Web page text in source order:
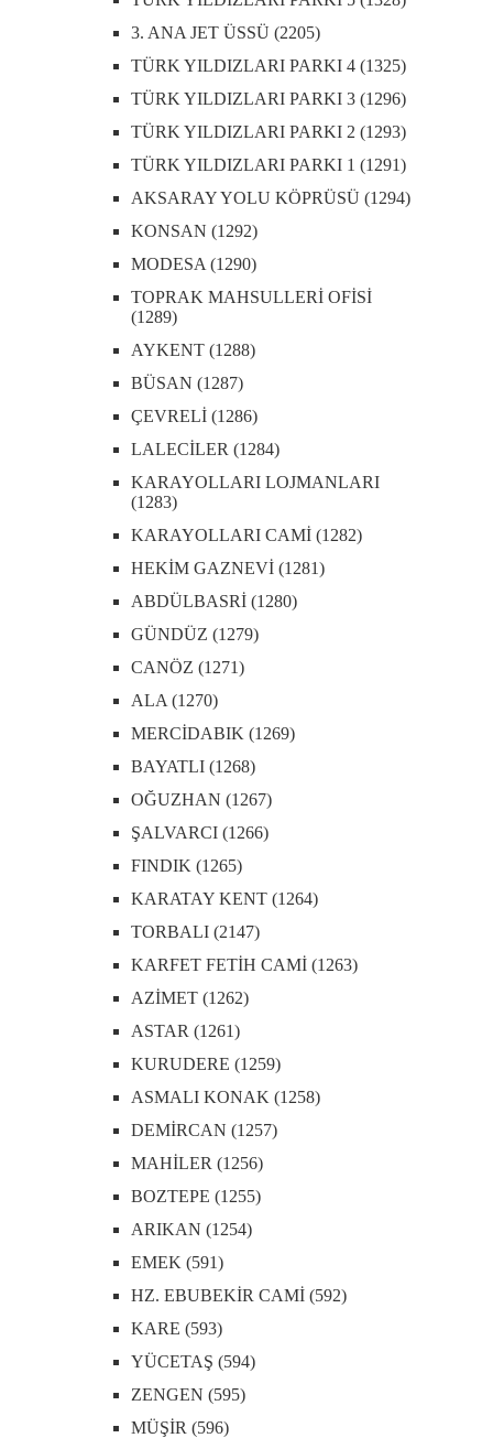
3. ANA JET ÜSSÜ (2205)
TÜRK YILDIZLARI PARKI 4 (1325)
TÜRK YILDIZLARI PARKI 3 (1296)
TÜRK YILDIZLARI PARKI 2 (1293)
TÜRK YILDIZLARI PARKI 1 (1291)
AKSARAY YOLU KÖPRÜSÜ (1294)
KONSAN (1292)
MODESA (1290)
TOPRAK MAHSULLERİ OFİSİ
(1289)
AYKENT (1288)
BÜSAN (1287)
ÇEVRELİ (1286)
LALECİLER (1284)
KARAYOLLARI LOJMANLARI
(1283)
KARAYOLLARI CAMİ (1282)
HEKİM GAZNEVİ (1281)
ABDÜLBASRİ (1280)
GÜNDÜZ (1279)
CANÖZ (1271)
ALA (1270)
MERCİDABIK (1269)
BAYATLI (1268)
OĞUZHAN (1267)
ŞALVARCI (1266)
FINDIK (1265)
KARATAY KENT (1264)
TORBALI (2147)
KARFET FETİH CAMİ (1263)
AZİMET (1262)
ASTAR (1261)
KURUDERE (1259)
ASMALI KONAK (1258)
DEMİRCAN (1257)
MAHİLER (1256)
BOZTEPE (1255)
ARIKAN (1254)
EMEK (591)
HZ. EBUBEKİR CAMİ (592)
KARE (593)
YÜCETAŞ (594)
ZENGEN (595)
MÜŞİR (596)